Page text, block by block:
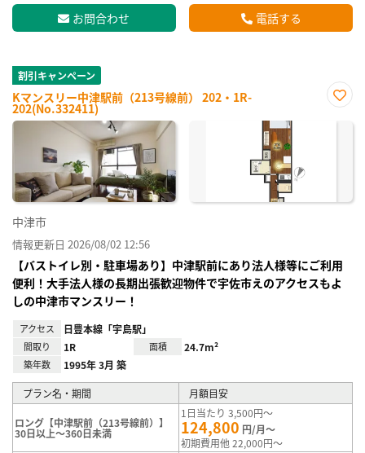
お問合わせ 電話する
割引キャンペーン
Kマンスリー中津駅前（213号線前） 202・1R-
202(No.332411)
に入
中津市
情報更新日 2026/08/02 12:56
【バストイレ別・駐車場あり】中津駅前にあり法人様等にご利用
便利！大手法人様の長期出張歓迎物件で宇佐市えのアクセスもよ
しの中津市マンスリー！
アクセス 日豊本線「宇島駅」
間取り 1R 面積 24.7m²
築年数 1995年 3月 築
プラン名・期間 月額目安
ロング【中津駅前（213号線前）】
30日以上～360日未満
1日当たり 3,500円～
124,800 円/月～
初期費用他 22,000円～